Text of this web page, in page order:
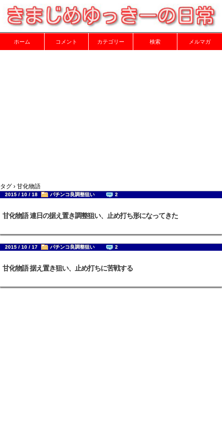
ホーム コメント カテゴリー 検索 メルマガ
タグ › 甘化物語
2015 / 10 / 18 パチンコ良調整狙い 2
甘化物語 連日の据え置き調整狙い、止め打ち形になってきた
2015 / 10 / 17 パチンコ良調整狙い 2
甘化物語 据え置き狙い、止め打ちに苦戦する